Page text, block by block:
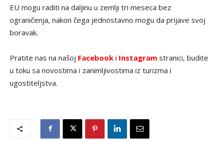
EU mogu raditi na daljinu u zemlji tri meseca bez
ograničenja, nakon čega jednostavno mogu da prijave svoj
boravak.
Pratite nas na našoj Facebook i Instagram stranici, budite
u toku sa novostima i zanimljivostima iz turizma i
ugostiteljstva.